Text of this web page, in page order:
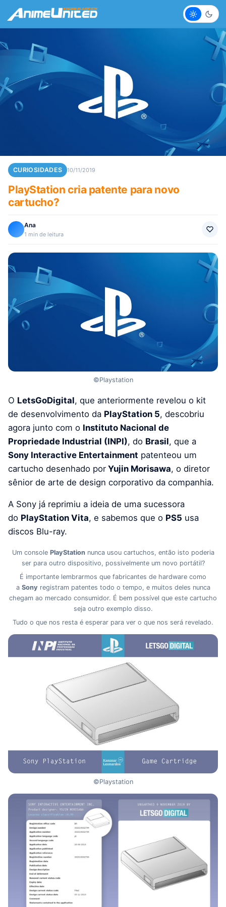
Claro
CURIOSIDADES 10/11/2019
PlayStation cria patente para novo
cartucho?
Ana
1 min de leitura
©Playstation
O LetsGoDigital, que anteriormente revelou o kit
de desenvolvimento da PlayStation 5, descobriu
agora junto com o Instituto Nacional de
Propriedade Industrial (INPI), do Brasil, que a
Sony Interactive Entertainment patenteou um
cartucho desenhado por Yujin Morisawa, o diretor
sênior de arte de design corporativo da companhia.
A Sony já reprimiu a ideia de uma sucessora
do PlayStation Vita, e sabemos que o PS5 usa
discos Blu-ray.
Um console PlayStationnunca usou cartuchos, então isto poderia
ser para outro dispositivo, possivelmente um novo portátil?
É importante lembrarmos que fabricantes de hardware como
a Sony registram patentes todo o tempo, e muitos deles nunca
chegam ao mercado consumidor. É bem possível que este cartucho
seja outro exemplo disso.
Tudo o que nos resta é esperar para ver o que nos será revelado.
©Playstation